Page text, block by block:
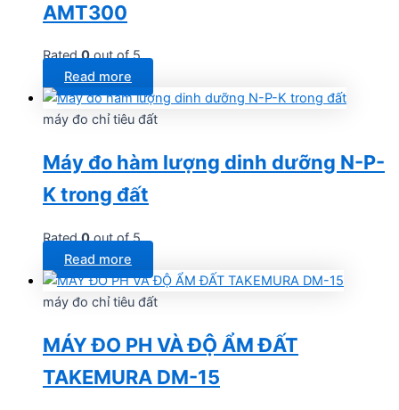
AMT300
Rated0out of 5
Read more
máy đo chỉ tiêu đất
Máy đo hàm lượng dinh dưỡng N-P-
K trong đất
Rated0out of 5
Read more
máy đo chỉ tiêu đất
MÁY ĐO PH VÀ ĐỘ ẨM ĐẤT
TAKEMURA DM-15